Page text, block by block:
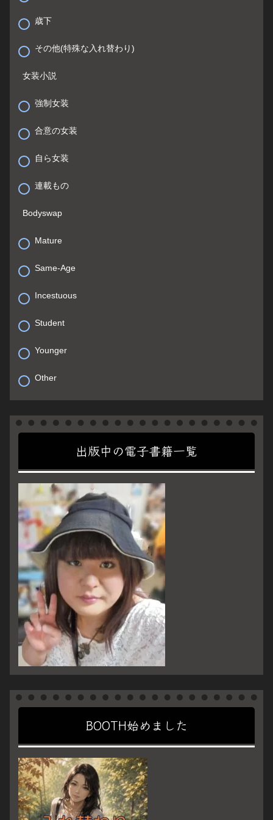
歳下
その他(特殊な入れ替わり)
女装小説
強制女装
合意の女装
自ら女装
連載もの
Bodyswap
Mature
Same-Age
Incestuous
Student
Younger
Other
出版中の電子書籍一覧
BOOTH始めました